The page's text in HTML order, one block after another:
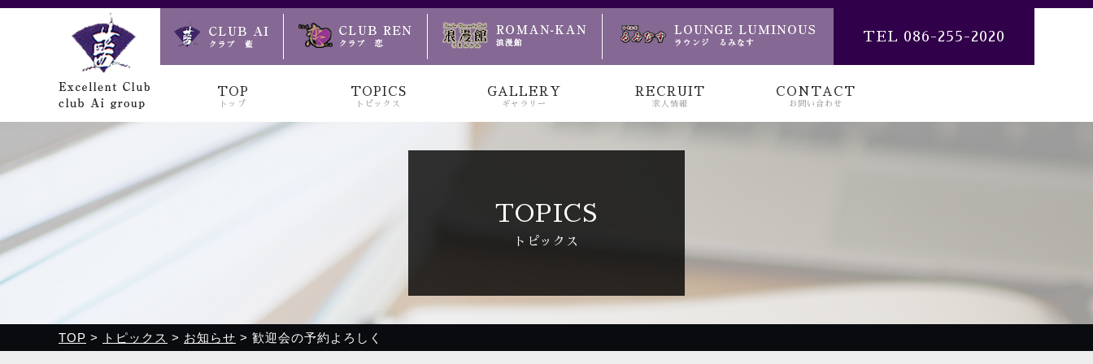
クラブ藍(あい)、クラブ恋(れん)、ルミナス、浪漫館で皆様のお越しをお待ちしております
TEL 086-255-2020
TOP
トップ
TOPICS
トピックス
GALLERY
ギャラリー
RECRUIT
求人情報
CONTACT
お問い合わせ
TOPICS
トピックス
TOP > トピックス > お知らせ > 歓迎会の予約よろしく